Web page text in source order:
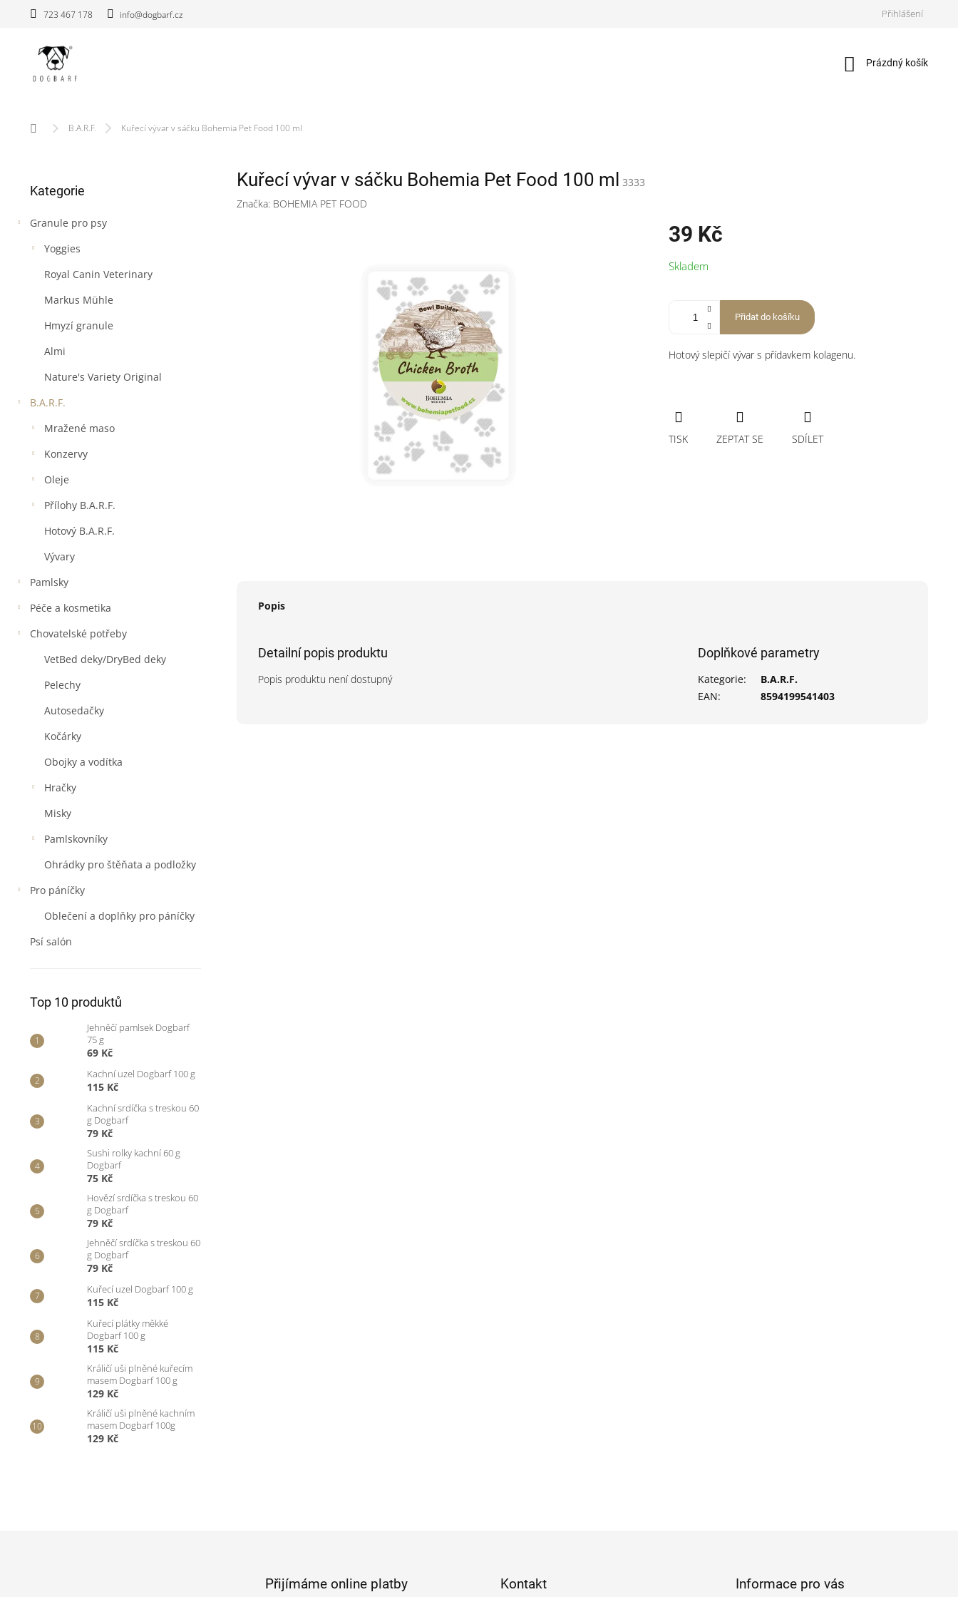
723 467 178 info@dogbarf.cz Přihlášení
Nákupní
Prázdný košík
Domů B.A.R.F. Kuřecí vývar v sáčku Bohemia Pet Food 100 ml
s
r
a
kategorie
Kategorie
Granule pro psy
Yoggies
Royal Canin Veterinary
Markus Mühle
Hmyzí granule
Almi
Nature's Variety Original
B.A.R.F.
Mražené maso
Konzervy
Oleje
Přílohy B.A.R.F.
Hotový B.A.R.F.
Vývary
Pamlsky
Péče a kosmetika
Chovatelské potřeby
VetBed deky/DryBed deky
Pelechy
Autosedačky
Kočárky
Obojky a vodítka
Hračky
Misky
Pamlskovníky
Ohrádky pro štěňata a podložky
Pro páníčky
Oblečení a doplňky pro páníčky
Psí salón
Top 10 produktů
Jehněčí pamlsek Dogbarf
75 g
69 Kč
Kachní uzel Dogbarf 100 g
115 Kč
Kachní srdíčka s treskou 60
g Dogbarf
79 Kč
Sushi rolky kachní 60 g
Dogbarf
75 Kč
Hovězí srdíčka s treskou 60
g Dogbarf
79 Kč
Jehněčí srdíčka s treskou 60
g Dogbarf
79 Kč
Kuřecí uzel Dogbarf 100 g
115 Kč
Kuřecí plátky měkké
Dogbarf 100 g
115 Kč
Králičí uši plněné kuřecím
masem Dogbarf 100 g
129 Kč
Králičí uši plněné kachním
masem Dogbarf 100g
129 Kč
Kuřecí vývar v sáčku Bohemia Pet Food 100 ml
3333
Značka: BOHEMIA PET FOOD
39 Kč
cena:
Skladem
Přidat do košíku
Hotový slepičí vývar s přídavkem kolagenu.
TISK ZEPTAT SE SDÍLET
Popis
Detailní popis produktu
Popis produktu není dostupný
Doplňkové parametry
Kategorie:
B.A.R.F.
EAN: 8594199541403
Přijímáme online platby Kontakt Informace pro vás